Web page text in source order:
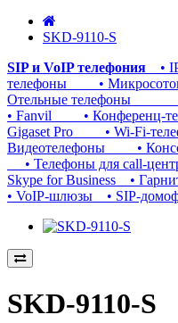
SKD-9110-S
SIP и VoIP телефония
•
телефоны
•
Отельные телефоны
•
• Fanvil
• Конференц-
Gigaset Pro
• Wi-Fi-
Видеотелефоны
•
• Телефоны для call-
Skype for Business
•
• VoIP-шлюзы
• SIP-
SKD-9110-S